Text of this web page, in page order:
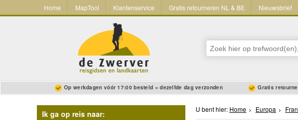
Home MapTool Klantenservice Gratis retourneren NL & BE Nieuwsbrief
Op werkdagen vóór 17:00 besteld = dezelfde dag verzonden Gratis
Ik ga op reis naar: U bent hier: Home Europa